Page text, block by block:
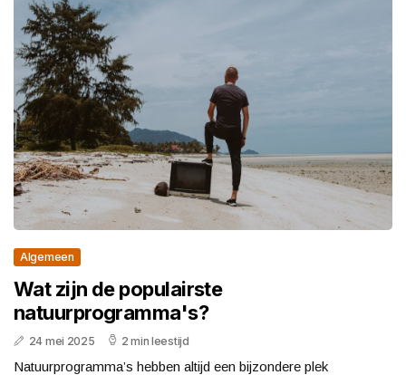
Algemeen
Wat zijn de populairste
natuurprogramma's?
24 mei 2025 2 min leestijd
Natuurprogramma’s hebben altijd een bijzondere plek